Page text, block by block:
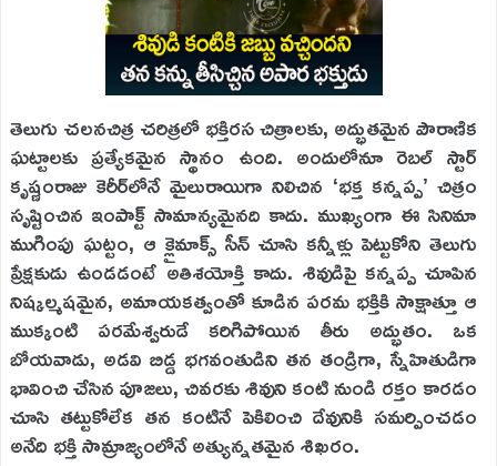
తెలుగు చలనచిత్ర చరిత్రలో భక్తిరస చిత్రాలకు, అద్భుతమైన పౌరాణిక
ఘట్టాలకు ప్రత్యేకమైన స్థానం ఉంది. అందులోనూ రెబల్ స్టార్
కృష్ణంరాజు కెరీర్‌లోనే మైలురాయిగా నిలిచిన ‘భక్త కన్నప్ప’ చిత్రం
సృష్టించిన ఇంపాక్ట్ సామాన్యమైనది కాదు. ముఖ్యంగా ఈ సినిమా
ముగింపు ఘట్టం, ఆ క్లైమాక్స్ సీన్ చూసి కన్నీళ్లు పెట్టుకోని తెలుగు
ప్రేక్షకుడు ఉండడంటే అతిశయోక్తి కాదు. శివుడిపై కన్నప్ప చూపిన
నిష్కల్మషమైన, అమాయకత్వంతో కూడిన పరమ భక్తికి సాక్షాత్తూ ఆ
ముక్కంటి పరమేశ్వరుడే కరిగిపోయిన తీరు అద్భుతం. ఒక
బోయవాడు, అడవి బిడ్డ భగవంతుడిని తన తండ్రిగా, స్నేహితుడిగా
భావించి చేసిన పూజలు, చివరకు శివుని కంటి నుండి రక్తం కారడం
చూసి తట్టుకోలేక తన కంటినే పెకిలించి దేవునికి సమర్పించడం
అనేది భక్తి సామ్రాజ్యంలోనే అత్యున్నతమైన శిఖరం.